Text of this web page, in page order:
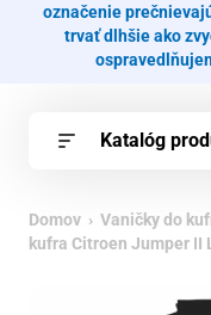
označenie
trvať dlhšie ako
Katalóg
Domov › Vaničky do
kufra Citroen Jumper II